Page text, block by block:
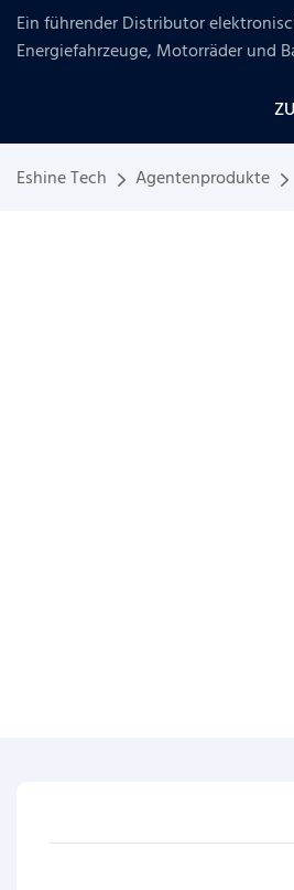
Ein führender Distributor
Energiefahrzeuge, Motorräder und
Eshine Tech Agentenprodukte